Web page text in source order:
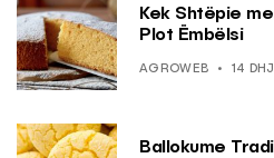
Kek Shtëpie
Plot Ëmbëlsi
AGROWEB 14
Ballokume